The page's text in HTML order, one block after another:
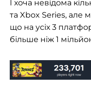
І хоча невідома
та Xbox Series,
що на усіх 3
більше ніж 1